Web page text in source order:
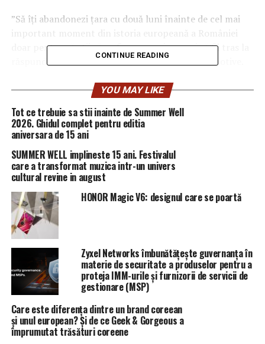
”Să îţi abandonezi ţara cu două luni înainte de cel mai
important moment din istoria europeană a României
doar pentru că ştii că va fi un eşec şi nu vrei să fii tras la
răspundere este de neiertat, indiferent de alte motive.
Preşedinţia României la Consiliul UE din 2019 era,
oricum, un proiect eşuat din cauza acestui guvern.
Acum, însă, devine un abandon pentru români şi pentru
Uniunea Europeană. Ruşine, PSD şi ALDE!”, a continuat
RELATED TOPICS: PRIMA
UP NEXT
Dragnea vrea să desfiinţeze Bucureştiul! Firea lansează
acuzații GRAVE la adresa liderului PSD | DoljAZI
DON'T MISS
Nu muncești și primești o grămadă de bani. Vezi locul în
care se întâmpla asta | DoljAZI
CONTINUE READING
YOU MAY LIKE
Tot ce trebuie sa stii inainte de Summer Well
2026. Ghidul complet pentru editia
aniversara de 15 ani
SUMMER WELL implineste 15 ani. Festivalul
care a transformat muzica intr-un univers
cultural revine in august
HONOR Magic V6: designul care se poartă
Zyxel Networks îmbunătățește guvernanța în
materie de securitate a produselor pentru a
proteja IMM-urile și furnizorii de servicii de
gestionare (MSP)
Care este diferența dintre un brand coreean
și unul european? Și de ce Geek & Gorgeous a
împrumutat trăsături coreene